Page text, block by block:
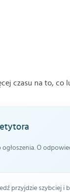
czasu na to, co
O
przyjdzie szybciej i